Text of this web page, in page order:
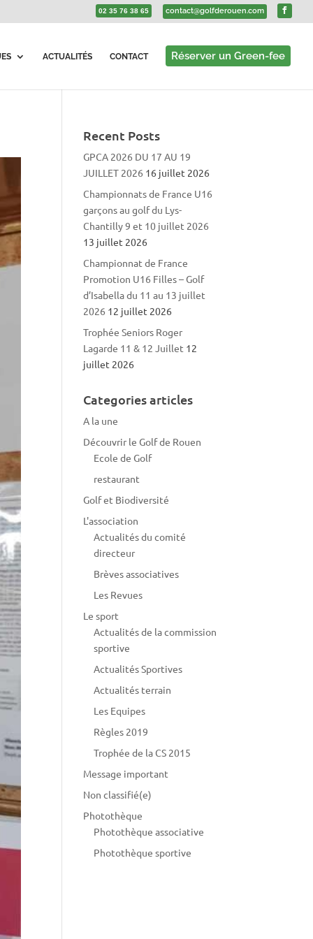
02 35 76 38 65 contact@golfderouen.com
ACTUALITÉS CONTACT Réserver un Green-fee
Recent Posts
GPCA 2026 DU 17 AU 19
JUILLET 2026 16 juillet 2026
Championnats de France U16
garçons au golf du Lys-
Chantilly 9 et 10 juillet 2026
13 juillet 2026
Championnat de France
Promotion U16 Filles – Golf
d’Isabella du 11 au 13 juillet
2026 12 juillet 2026
Trophée Seniors Roger
Lagarde 11 & 12 Juillet 12
juillet 2026
Categories articles
A la une
Découvrir le Golf de Rouen
Ecole de Golf
restaurant
Golf et Biodiversité
L'association
Actualités du comité
directeur
Brèves associatives
Les Revues
Le sport
Actualités de la commission
sportive
Actualités Sportives
Actualités terrain
Les Equipes
Règles 2019
Trophée de la CS 2015
Message important
Non classifié(e)
Photothèque
Photothèque associative
Photothèque sportive